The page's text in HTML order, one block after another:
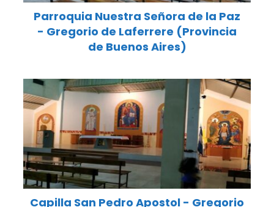
Parroquia Nuestra Señora de la Paz
- Gregorio de Laferrere (Provincia
de Buenos Aires)
Capilla San Pedro Apostol - Gregorio